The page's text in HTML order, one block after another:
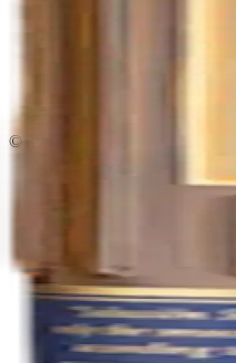
© 2026 El Gato Tuerto · Licorera